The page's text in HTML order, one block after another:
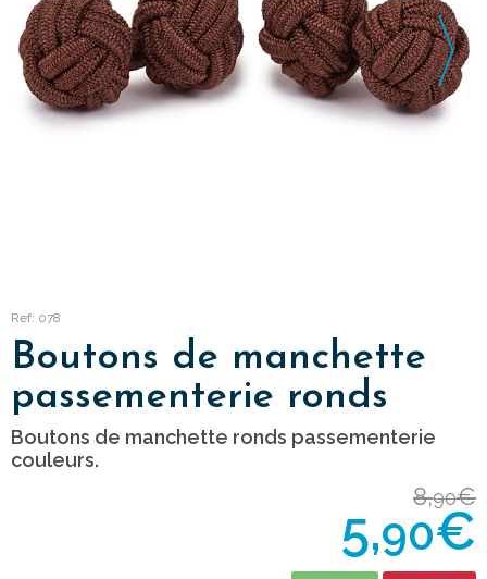
Ref: 078
Boutons de manchette
passementerie ronds
Boutons de manchette ronds passementerie
couleurs.
8,90€
5,90€